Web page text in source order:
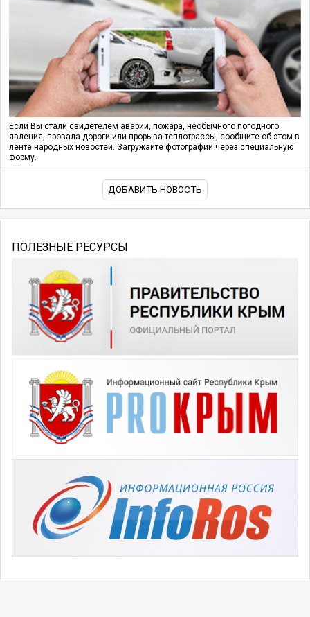
Если Вы стали свидетелем аварии, пожара, необычного погодного
явления, провала дороги или прорыва теплотрассы, сообщите об этом в
ленте народных новостей. Загружайте фотографии через специальную
форму.
ДОБАВИТЬ НОВОСТЬ
ПОЛЕЗНЫЕ РЕСУРСЫ